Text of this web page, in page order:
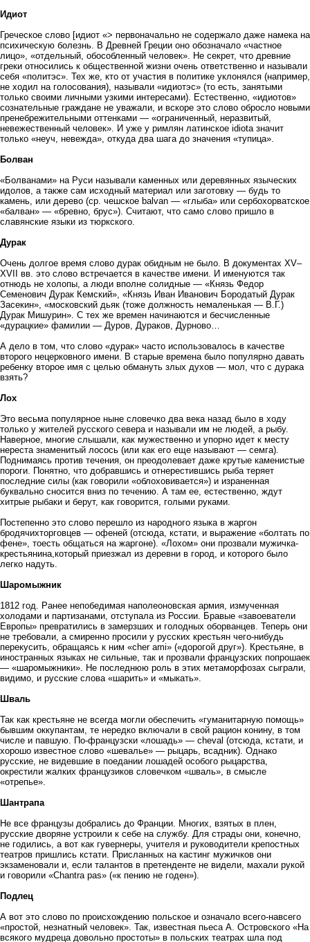
Идиот
Греческое слово [идиот «> первоначально не содержало даже намека на
психическую болезнь. В Древней Греции оно обозначало «частное
лицо», «отдельный, обособленный человек». Не секрет, что древние
греки относились к общественной жизни очень ответственно и называли
себя «политэс». Тех же, кто от участия в политике уклонялся (например,
не ходил на голосования), называли «идиотэс» (то есть, занятыми
только своими личными узкими интересами). Естественно, «идиотов»
сознательные граждане не уважали, и вскоре это слово обросло новыми
пренебрежительными оттенками — «ограниченный, неразвитый,
невежественный человек». И уже у римлян латинское idiota значит
только «неуч, невежда», откуда два шага до значения «тупица».
Болван
«Болванами» на Руси называли каменных или деревянных языческих
идолов, а также сам исходный материал или заготовку — будь то
камень, или дерево (ср. чешское balvan — «глыба» или сербохорватское
«балван» — «бревно, брус»). Считают, что само слово пришло в
славянские языки из тюркского.
Дурак
Очень долгое время слово дурак обидным не было. В документах XV–
XVII вв. это слово встречается в качестве имени. И именуются так
отнюдь не холопы, а люди вполне солидные — «Князь Федор
Семенович Дурак Кемский», «Князь Иван Иванович Бородатый Дурак
Засекин», «московский дьяк (тоже должность немаленькая — В.Г.)
Дурак Мишурин». С тех же времен начинаются и бесчисленные
«дурацкие» фамилии — Дуров, Дураков, Дурново…
А дело в том, что слово «дурак» часто использовалось в качестве
второго нецерковного имени. В старые времена было популярно давать
ребенку второе имя с целью обмануть злых духов — мол, что с дурака
взять?
Лох
Это весьма популярное ныне словечко два века назад было в ходу
только у жителей русского севера и называли им не людей, а рыбу.
Наверное, многие слышали, как мужественно и упорно идет к месту
нереста знаменитый лосось (или как его еще называют — семга).
Поднимаясь против течения, он преодолевает даже крутые каменистые
пороги. Понятно, что добравшись и отнерестившись рыба теряет
последние силы (как говорили «облоховивается») и израненная
буквально сносится вниз по течению. А там ее, естественно, ждут
хитрые рыбаки и берут, как говорится, голыми руками.
Постепенно это слово перешло из народного языка в жаргон
бродячихторговцев — офеней (отсюда, кстати, и выражение «болтать по
фене», тоесть общаться на жаргоне). «Лохом» они прозвали мужичка-
крестьянина,который приезжал из деревни в город, и которого было
легко надуть.
Шаромыжник
1812 год. Ранее непобедимая наполеоновская армия, измученная
холодами и партизанами, отступала из России. Бравые «завоеватели
Европы» превратились в замерзших и голодных оборванцев. Теперь они
не требовали, а смиренно просили у русских крестьян чего-нибудь
перекусить, обращаясь к ним «сher ami» («дорогой друг»). Крестьяне, в
иностранных языках не сильные, так и прозвали французских попрошаек
— «шаромыжники». Не последнюю роль в этих метаморфозах сыграли,
видимо, и русские слова «шарить» и «мыкать».
Шваль
Так как крестьяне не всегда могли обеспечить «гуманитарную помощь»
бывшим оккупантам, те нередко включали в свой рацион конину, в том
числе и павшую. По-французски «лошадь» — cheval (отсюда, кстати, и
хорошо известное слово «шевалье» — рыцарь, всадник). Однако
русские, не видевшие в поедании лошадей особого рыцарства,
окрестили жалких французиков словечком «шваль», в смысле
«отрепье».
Шантрапа
Не все французы добрались до Франции. Многих, взятых в плен,
русские дворяне устроили к себе на службу. Для страды они, конечно,
не годились, а вот как гувернеры, учителя и руководители крепостных
театров пришлись кстати. Присланных на кастинг мужичков они
экзаменовали и, если талантов в претенденте не видели, махали рукой
и говорили «Сhantra pas» («к пению не годен»).
Подлец
А вот это слово по происхождению польское и означало всего-навсего
«простой, незнатный человек». Так, известная пьеса А. Островского «На
всякого мудреца довольно простоты» в польских театрах шла под